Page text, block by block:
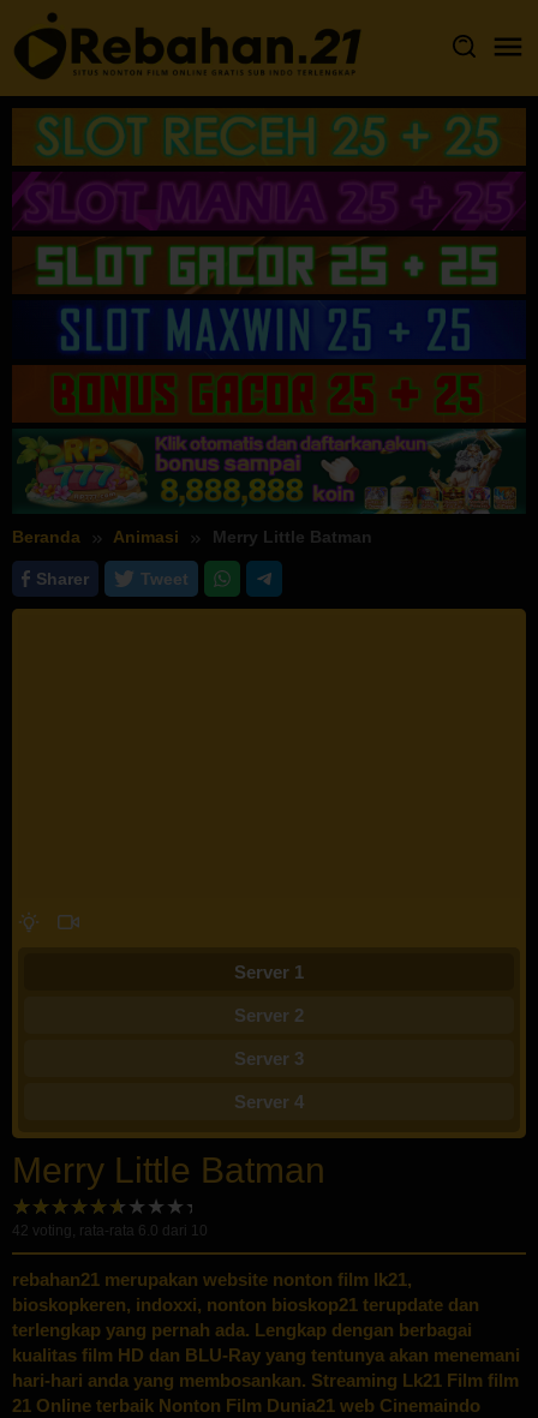
Loncat
ke
konten
Beranda Animasi Merry Little Batman
Sharer Tweet
Server 1
Server 2
Server 3
Server 4
Merry Little Batman
42 voting, rata-rata 6.0 dari 10
rebahan21 merupakan website nonton film lk21,
bioskopkeren, indoxxi, nonton bioskop21 terupdate dan
terlengkap yang pernah ada. Lengkap dengan berbagai
kualitas film HD dan BLU-Ray yang tentunya akan menemani
hari-hari anda yang membosankan. Streaming Lk21 Film film
21 Online terbaik Nonton Film Dunia21 web Cinemaindo